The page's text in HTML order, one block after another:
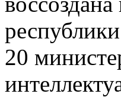
20